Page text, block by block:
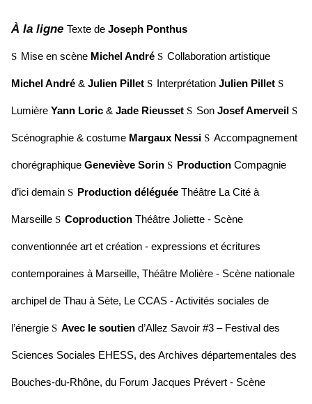
À la ligne Texte de Joseph Ponthus
S Mise en scène Michel André S Collaboration artistique
Michel André & Julien Pillet S Interprétation Julien Pillet S
Lumière Yann Loric & Jade Rieusset S Son Josef Amerveil S
Scénographie & costume Margaux Nessi S Accompagnement
chorégraphique Geneviève Sorin S Production Compagnie
d’ici demain S Production déléguée Théâtre La Cité à
Marseille S Coproduction Théâtre Joliette - Scène
conventionnée art et création - expressions et écritures
contemporaines à Marseille, Théâtre Molière - Scène nationale
archipel de Thau à Sète, Le CCAS - Activités sociales de
l’énergie S Avec le soutien d’Allez Savoir #3 – Festival des
Sciences Sociales EHESS, des Archives départementales des
Bouches-du-Rhône, du Forum Jacques Prévert - Scène